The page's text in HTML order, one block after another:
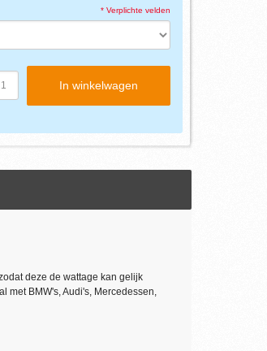
* Verplichte velden
In winkelwagen
deze de wattage kan gelijk
met BMW's, Audi's, Mercedessen,